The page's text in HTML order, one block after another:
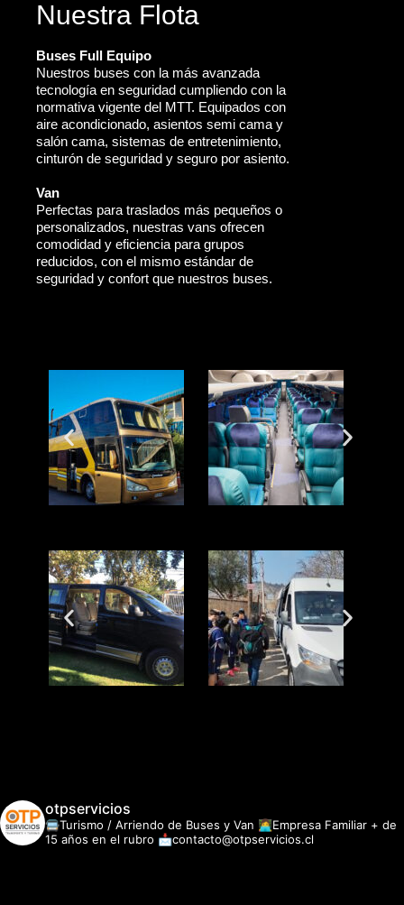
Nuestra Flota
Buses Full Equipo
Nuestros buses con la más avanzada
tecnología en seguridad cumpliendo con la
normativa vigente del MTT. Equipados con
aire acondicionado, asientos semi cama y
salón cama, sistemas de entretenimiento,
cinturón de seguridad y seguro por asiento.
Van
Perfectas para traslados más pequeños o
personalizados, nuestras vans ofrecen
comodidad y eficiencia para grupos
reducidos, con el mismo estándar de
seguridad y confort que nuestros buses.
otpservicios
🚍Turismo / Arriendo de Buses y Van 👩‍💻Empresa Familiar + de
15 años en el rubro 📩contacto@otpservicios.cl